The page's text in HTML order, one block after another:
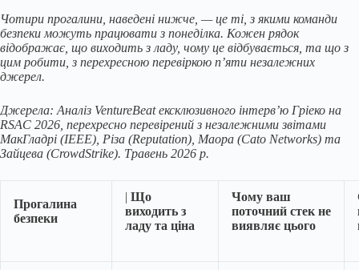
Чотири прогалини, наведені нижче, — це ті, з якими команди
безпеки можуть працювати з понеділка. Кожен рядок
відображає, що виходить з ладу, чому це відбувається, та що з
цим робити, з перехресною перевіркою п’яти незалежних
джерел.
Джерела: Аналіз VentureBeat ексклюзивного інтерв’ю Гріеко на
RSAC 2026, перехресно перевірений з незалежними звітами
МакГладрі (IEEE), Різа (Reputation), Маора (Cato Networks) та
Зайцева (CrowdStrike). Травень 2026 р.
Прогалина
безпеки
| Що
виходить з
ладу та ціна
Чому ваш
поточний стек не
виявляє цього